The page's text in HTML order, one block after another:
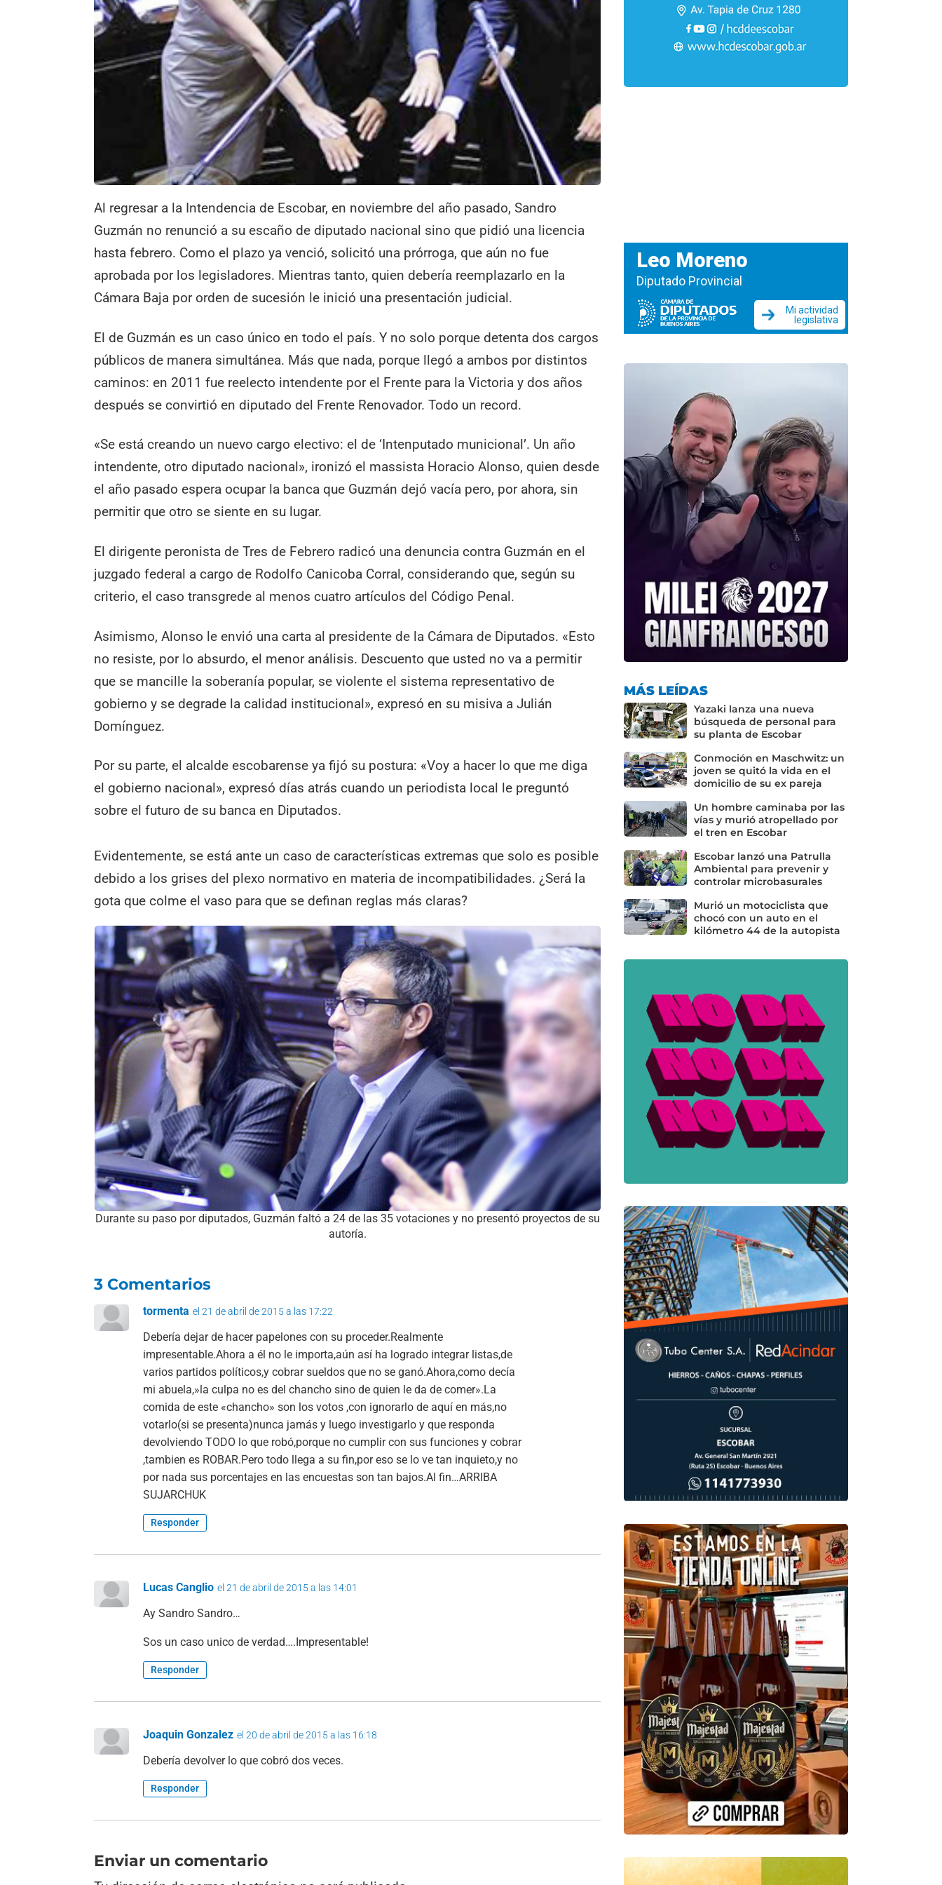
Al regresar a la Intendencia de Escobar, en noviembre del año pasado, Sandro
Guzmán no renunció a su escaño de diputado nacional sino que pidió una licencia
hasta febrero. Como el plazo ya venció, solicitó una prórroga, que aún no fue
aprobada por los legisladores. Mientras tanto, quien debería reemplazarlo en la
Cámara Baja por orden de sucesión le inició una presentación judicial.
El de Guzmán es un caso único en todo el país. Y no solo porque detenta dos cargos
públicos de manera simultánea. Más que nada, porque llegó a ambos por distintos
caminos: en 2011 fue reelecto intendente por el Frente para la Victoria y dos años
después se convirtió en diputado del Frente Renovador. Todo un record.
«Se está creando un nuevo cargo electivo: el de ‘Intenputado municional’. Un año
intendente, otro diputado nacional», ironizó el massista Horacio Alonso, quien desde
el año pasado espera ocupar la banca que Guzmán dejó vacía pero, por ahora, sin
permitir que otro se siente en su lugar.
El dirigente peronista de Tres de Febrero radicó una denuncia contra Guzmán en el
juzgado federal a cargo de Rodolfo Canicoba Corral, considerando que, según su
criterio, el caso transgrede al menos cuatro artículos del Código Penal.
Asimismo, Alonso le envió una carta al presidente de la Cámara de Diputados. «Esto
no resiste, por lo absurdo, el menor análisis. Descuento que usted no va a permitir
que se mancille la soberanía popular, se violente el sistema representativo de
gobierno y se degrade la calidad institucional», expresó en su misiva a Julián
Domínguez.
Por su parte, el alcalde escobarense ya fijó su postura: «Voy a hacer lo que me diga
el gobierno nacional», expresó días atrás cuando un periodista local le preguntó
sobre el futuro de su banca en Diputados.
Evidentemente, se está ante un caso de características extremas que solo es posible
debido a los grises del plexo normativo en materia de incompatibilidades. ¿Será la
gota que colme el vaso para que se definan reglas más claras?
Durante su paso por diputados, Guzmán faltó a 24 de las 35 votaciones y no presentó proyectos de su
autoría.
3 Comentarios
tormenta el 21 de abril de 2015 a las 17:22
Debería dejar de hacer papelones con su proceder.Realmente
impresentable.Ahora a él no le importa,aún así ha logrado integrar listas,de
varios partidos políticos,y cobrar sueldos que no se ganó.Ahora,como decía
mi abuela,»la culpa no es del chancho sino de quien le da de comer».La
comida de este «chancho» son los votos ,con ignorarlo de aquí en más,no
votarlo(si se presenta)nunca jamás y luego investigarlo y que responda
devolviendo TODO lo que robó,porque no cumplir con sus funciones y cobrar
,tambien es ROBAR.Pero todo llega a su fin,por eso se lo ve tan inquieto,y no
por nada sus porcentajes en las encuestas son tan bajos.Al fin…ARRIBA
SUJARCHUK
Responder
Lucas Canglio el 21 de abril de 2015 a las 14:01
Ay Sandro Sandro…
Sos un caso unico de verdad….Impresentable!
Responder
Joaquin Gonzalez el 20 de abril de 2015 a las 16:18
Debería devolver lo que cobró dos veces.
Responder
Enviar un comentario
MÁS LEÍDAS
Yazaki lanza una nueva
búsqueda de personal para
su planta de Escobar
Conmoción en Maschwitz: un
joven se quitó la vida en el
domicilio de su ex pareja
Un hombre caminaba por las
vías y murió atropellado por
el tren en Escobar
Escobar lanzó una Patrulla
Ambiental para prevenir y
controlar microbasurales
Murió un motociclista que
chocó con un auto en el
kilómetro 44 de la autopista